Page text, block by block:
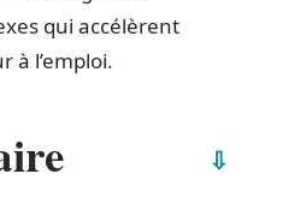
qui accélèrent
à l’emploi.